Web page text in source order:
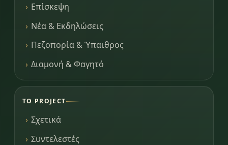
Επίσκεψη
Νέα & Εκδηλώσεις
Πεζοπορία & Ύπαιθρος
Διαμονή & Φαγητό
ΤΟ PROJECT
Σχετικά
Συντελεστές